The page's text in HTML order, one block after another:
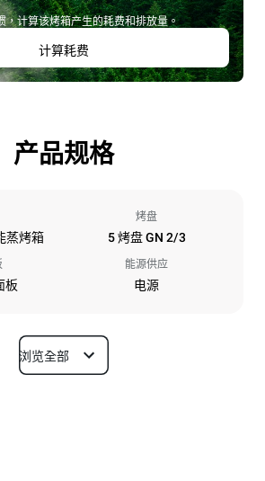
，计算该烤箱产生的耗费和排放量。
计算耗费
产品规格
蒸烤箱
烤盘
5 烤盘 GN 2/3
板
能源供应
电源
尺寸
浏览全部